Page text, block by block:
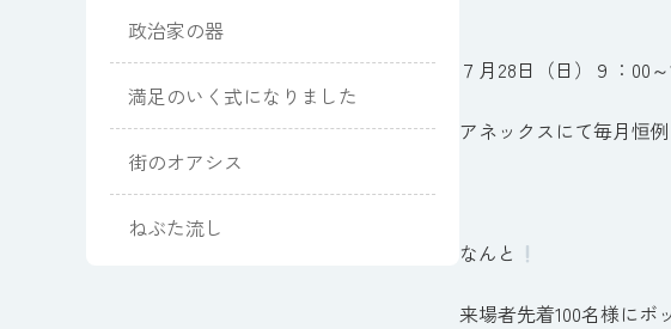
政治家の器
満足のいく式になりました
街のオアシス
ねぶた流し
７月28日（日）９：00～
アネックスにて毎月恒
なんと
来場者先着100名様にボ